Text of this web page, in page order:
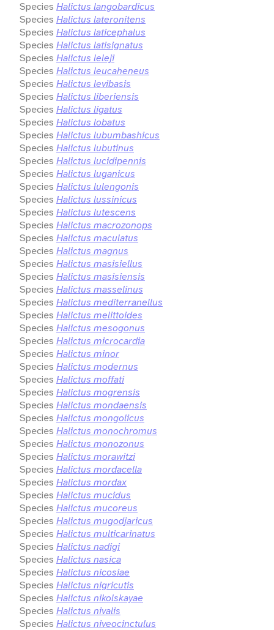
Species Halictus langobardicus
Species Halictus lateronitens
Species Halictus laticephalus
Species Halictus latisignatus
Species Halictus leleji
Species Halictus leucaheneus
Species Halictus levibasis
Species Halictus liberiensis
Species Halictus ligatus
Species Halictus lobatus
Species Halictus lubumbashicus
Species Halictus lubutinus
Species Halictus lucidipennis
Species Halictus luganicus
Species Halictus lulengonis
Species Halictus lussinicus
Species Halictus lutescens
Species Halictus macrozonops
Species Halictus maculatus
Species Halictus magnus
Species Halictus masisiellus
Species Halictus masisiensis
Species Halictus masselinus
Species Halictus mediterranellus
Species Halictus melittoides
Species Halictus mesogonus
Species Halictus microcardia
Species Halictus minor
Species Halictus modernus
Species Halictus moffati
Species Halictus mogrensis
Species Halictus mondaensis
Species Halictus mongolicus
Species Halictus monochromus
Species Halictus monozonus
Species Halictus morawitzi
Species Halictus mordacella
Species Halictus mordax
Species Halictus mucidus
Species Halictus mucoreus
Species Halictus mugodjaricus
Species Halictus multicarinatus
Species Halictus nadigi
Species Halictus nasica
Species Halictus nicosiae
Species Halictus nigricutis
Species Halictus nikolskayae
Species Halictus nivalis
Species Halictus niveocinctulus